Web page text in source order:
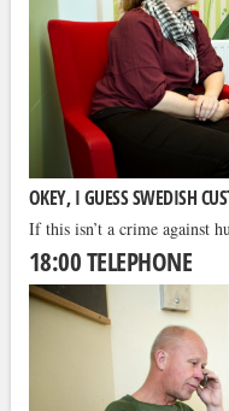
OKEY, I GUESS SWEDISH
If this isn’t a crime against
18:00 TELEPHONE